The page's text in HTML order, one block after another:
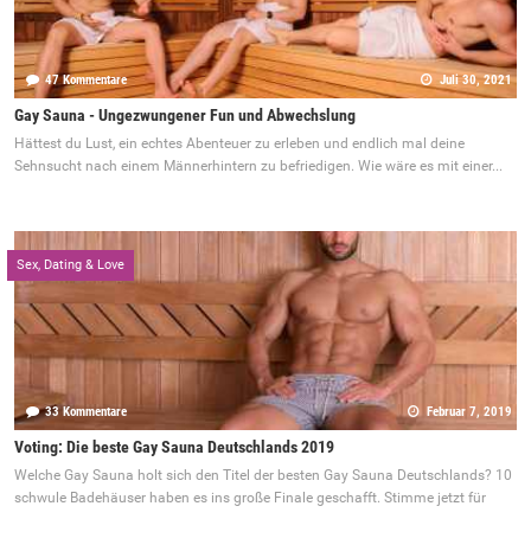
47 Kommentare Juli 30, 2021
Gay Sauna - Ungezwungener Fun und Abwechslung
Hättest du Lust, ein echtes Abenteuer zu erleben und endlich mal deine
Sehnsucht nach einem Männerhintern zu befriedigen. Wie wäre es mit einer...
Sex, Dating & Love
33 Kommentare Februar 7, 2019
Voting: Die beste Gay Sauna Deutschlands 2019
Welche Gay Sauna holt sich den Titel der besten Gay Sauna Deutschlands? 10
schwule Badehäuser haben es ins große Finale geschafft. Stimme jetzt für